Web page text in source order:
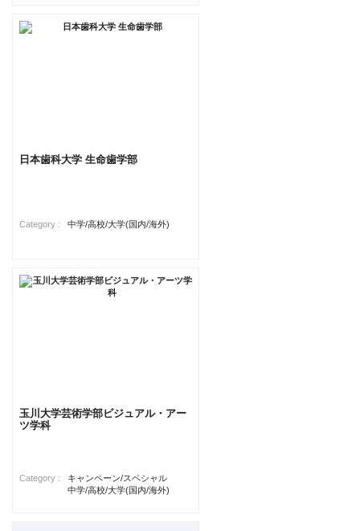
日本歯科大学 生命歯学部
Category : 中学/高校/大学(国内/海外)
玉川大学芸術学部ビジュアル・アー
ツ学科
Category :
キャンペーン/スペシャル
中学/高校/大学(国内/海外)